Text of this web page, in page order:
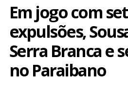
INÍCIO
POMBAL E REGIÃO
Em jogo com
expulsões,
Serra Branca e
no Paraibano